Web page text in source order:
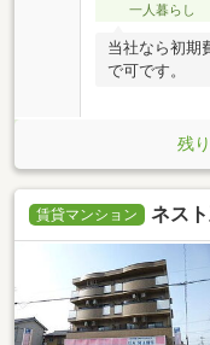
一人暮らし
当社なら初期
で可です。
残
賃貸マンション ネス